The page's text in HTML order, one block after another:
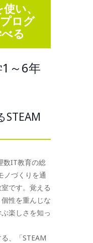
い、
ログ
る
～6年
STEAM
数IT教育の総
ノづくりを通
です。覚える
性を重んじな
楽しさを知っ
、「STEAM